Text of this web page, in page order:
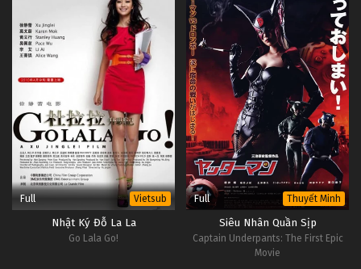
Full Vietsub
Nhật Ký Đỗ La La
Go Lala Go!
Full Thuyết Minh
Siêu Nhân Quần Sịp
Captain Underpants: The First Epic
Movie